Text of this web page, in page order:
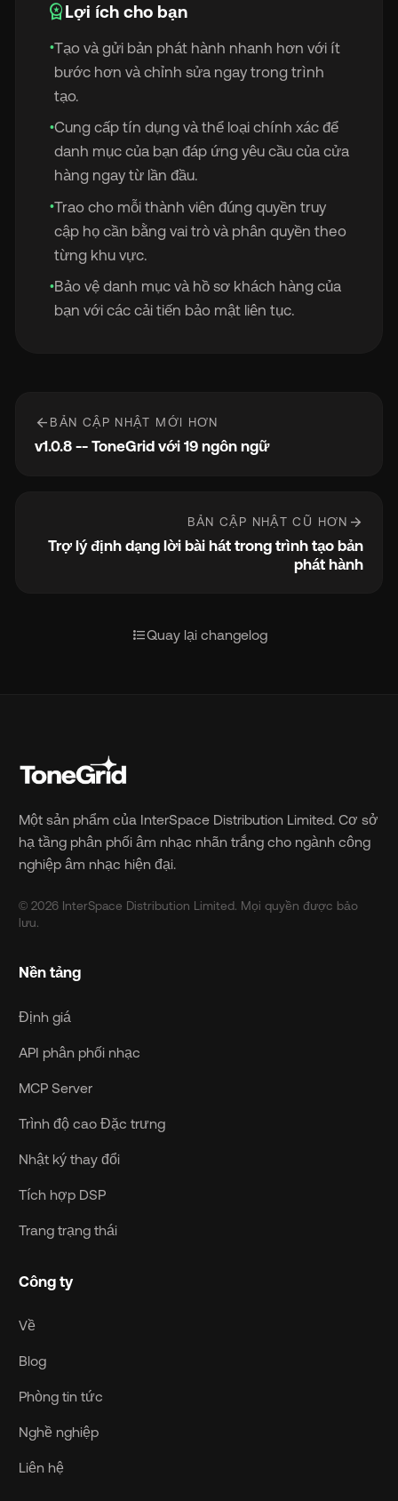
workspace_premiumLợi ích cho bạn
•Tạo và gửi bản phát hành nhanh hơn với ít
bước hơn và chỉnh sửa ngay trong trình
tạo.
•Cung cấp tín dụng và thể loại chính xác để
danh mục của bạn đáp ứng yêu cầu của cửa
hàng ngay từ lần đầu.
•Trao cho mỗi thành viên đúng quyền truy
cập họ cần bằng vai trò và phân quyền theo
từng khu vực.
•Bảo vệ danh mục và hồ sơ khách hàng của
bạn với các cải tiến bảo mật liên tục.
arrow_back BẢN CẬP NHẬT MỚI HƠN
v1.0.8 -- ToneGrid với 19 ngôn ngữ
BẢN CẬP NHẬT CŨ HƠN arrow_forward
Trợ lý định dạng lời bài hát trong trình tạo bản
phát hành
format_list_bulletedQuay lại changelog
Một sản phẩm của InterSpace Distribution Limited. Cơ sở
hạ tầng phân phối âm nhạc nhãn trắng cho ngành công
nghiệp âm nhạc hiện đại.
© 2026 InterSpace Distribution Limited. Mọi quyền được bảo
lưu.
Nền tảng
Định giá
API phân phối nhạc
MCP Server
Trình độ cao Đặc trưng
Nhật ký thay đổi
Tích hợp DSP
Trang trạng thái
Công ty
Về
Blog
Phòng tin tức
Nghề nghiệp
Liên hệ